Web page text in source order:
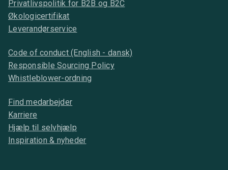
Privatlivspolitik for B2B og B2C
Økologicertifikat
Leverandørservice
Code of conduct (English - dansk)
Responsible Sourcing Policy
Whistleblower-ordning
Find medarbejder
Karriere
Hjælp til selvhjælp
Inspiration & nyheder